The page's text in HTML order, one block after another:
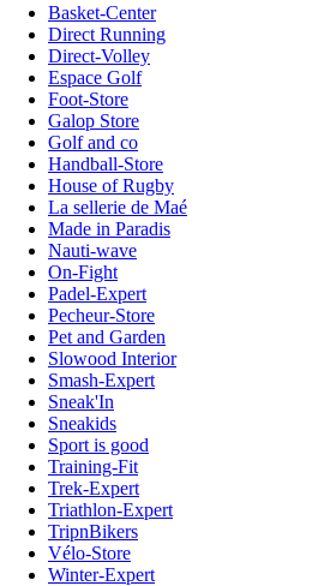
Basket-Center
Direct Running
Direct-Volley
Espace Golf
Foot-Store
Galop Store
Golf and co
Handball-Store
House of Rugby
La sellerie de Maé
Made in Paradis
Nauti-wave
On-Fight
Padel-Expert
Pecheur-Store
Pet and Garden
Slowood Interior
Smash-Expert
Sneak'In
Sneakids
Sport is good
Training-Fit
Trek-Expert
Triathlon-Expert
TripnBikers
Vélo-Store
Winter-Expert